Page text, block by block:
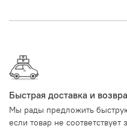
Быстрая доставка и
Мы рады предложить
если товар не